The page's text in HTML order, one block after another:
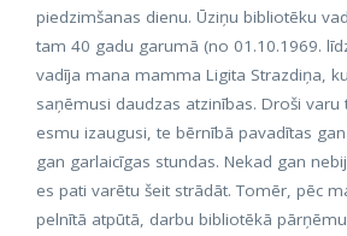
piedzimšanas dienu. Ūziņu bibliotēku
tam 40 gadu garumā (no 01.10.1969.
vadīja mana mamma Ligita Strazdiņa,
saņēmusi daudzas atzinības. Droši varu
esmu izaugusi, te bērnībā pavadītas
gan garlaicīgas stundas. Nekad gan
es pati varētu šeit strādāt. Tomēr, pēc
pelnītā atpūtā, darbu bibliotēkā